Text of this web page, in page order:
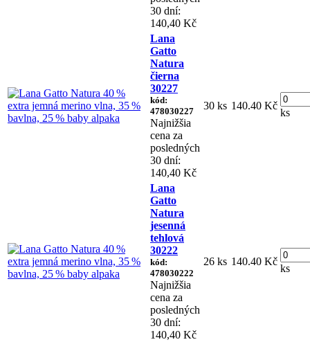
30 dní:
140,40 Kč
Lana
Gatto
Natura
čierna
30227
kód:
478030227
Najnižšia
cena za
posledných
30 dní:
140,40 Kč
30 ks 140.40 Kč
ks
Lana
Gatto
Natura
jesenná
tehlová
30222
kód:
478030222
Najnižšia
cena za
posledných
30 dní:
140,40 Kč
26 ks 140.40 Kč
ks